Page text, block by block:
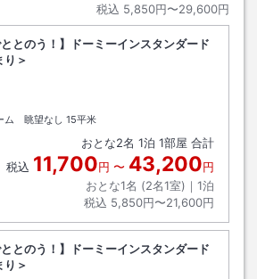
税込 5,850円〜29,600円
とのう！】ドーミーインスタンダード
＞
アウト
ム 眺望なし 15平米
おとな2名 1泊 1部屋 合計
税込 11,700円 〜 43,200円
おとな1名 (2名1室)｜ 1泊
税込 5,850円〜21,600円
とのう！】ドーミーインスタンダード
＞